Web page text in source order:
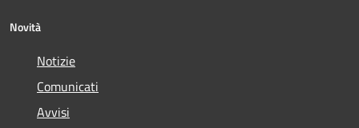
Novità
Notizie
Comunicati
Avvisi